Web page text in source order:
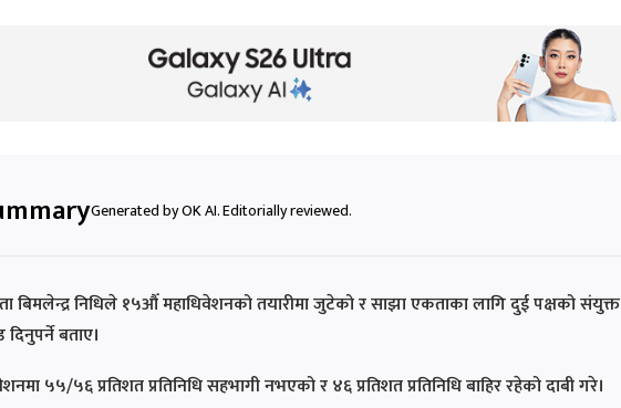
Generated by OK AI. Editorially reviewed.
बिमलेन्द्र निधिले १५औँ महाधिवेशनको तयारीमा जुटेको र साझा एकताका लागि दुई पक्षको संयुक्त
बताए।
५५/५६ प्रतिशत प्रतिनिधि सहभागी नभएको र ४६ प्रतिशत प्रतिनिधि बाहिर रहेको दाबी गरे।